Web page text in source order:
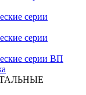
серии
серии
серии ВП